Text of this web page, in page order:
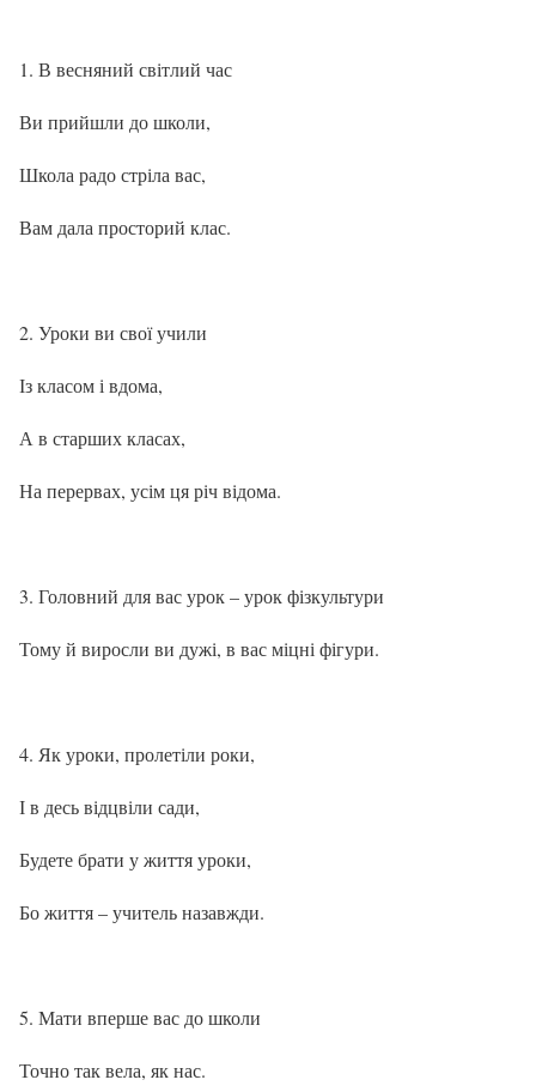
В весняний світлий час
Ви прийшли до школи,
Школа радо стріла вас,
Вам дала просторий клас.
Уроки ви свої учили
Із класом і вдома,
А в старших класах,
На перервах, усім ця річ відома.
Головний для вас урок – урок фізкультури
Тому й виросли ви дужі, в вас міцні фігури.
Як уроки, пролетіли роки,
І в десь відцвіли сади,
Будете брати у життя уроки,
Бо життя – учитель назавжди.
Мати вперше вас до школи
Точно так вела, як нас.